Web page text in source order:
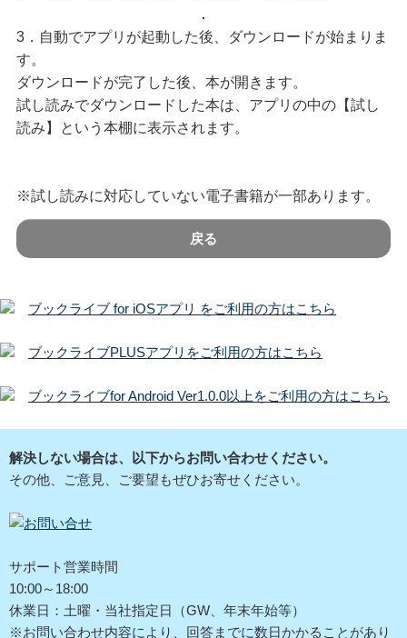
3．自動でアプリが起動した後、ダウンロードが始まりま
す。
ダウンロードが完了した後、本が開きます。
試し読みでダウンロードした本は、アプリの中の【試し
読み】という本棚に表示されます。
※試し読みに対応していない電子書籍が一部あります。
戻る
ブックライブ for iOSアプリ をご利用の方はこちら
ブックライブPLUSアプリをご利用の方はこちら
ブックライブfor Android Ver1.0.0以上をご利用の方はこちら
解決しない場合は、以下からお問い合わせください。
その他、ご意見、ご要望もぜひお寄せください。
サポート営業時間
10:00～18:00
休業日：土曜・当社指定日（GW、年末年始等）
※お問い合わせ内容により、回答までに数日かかることがあり